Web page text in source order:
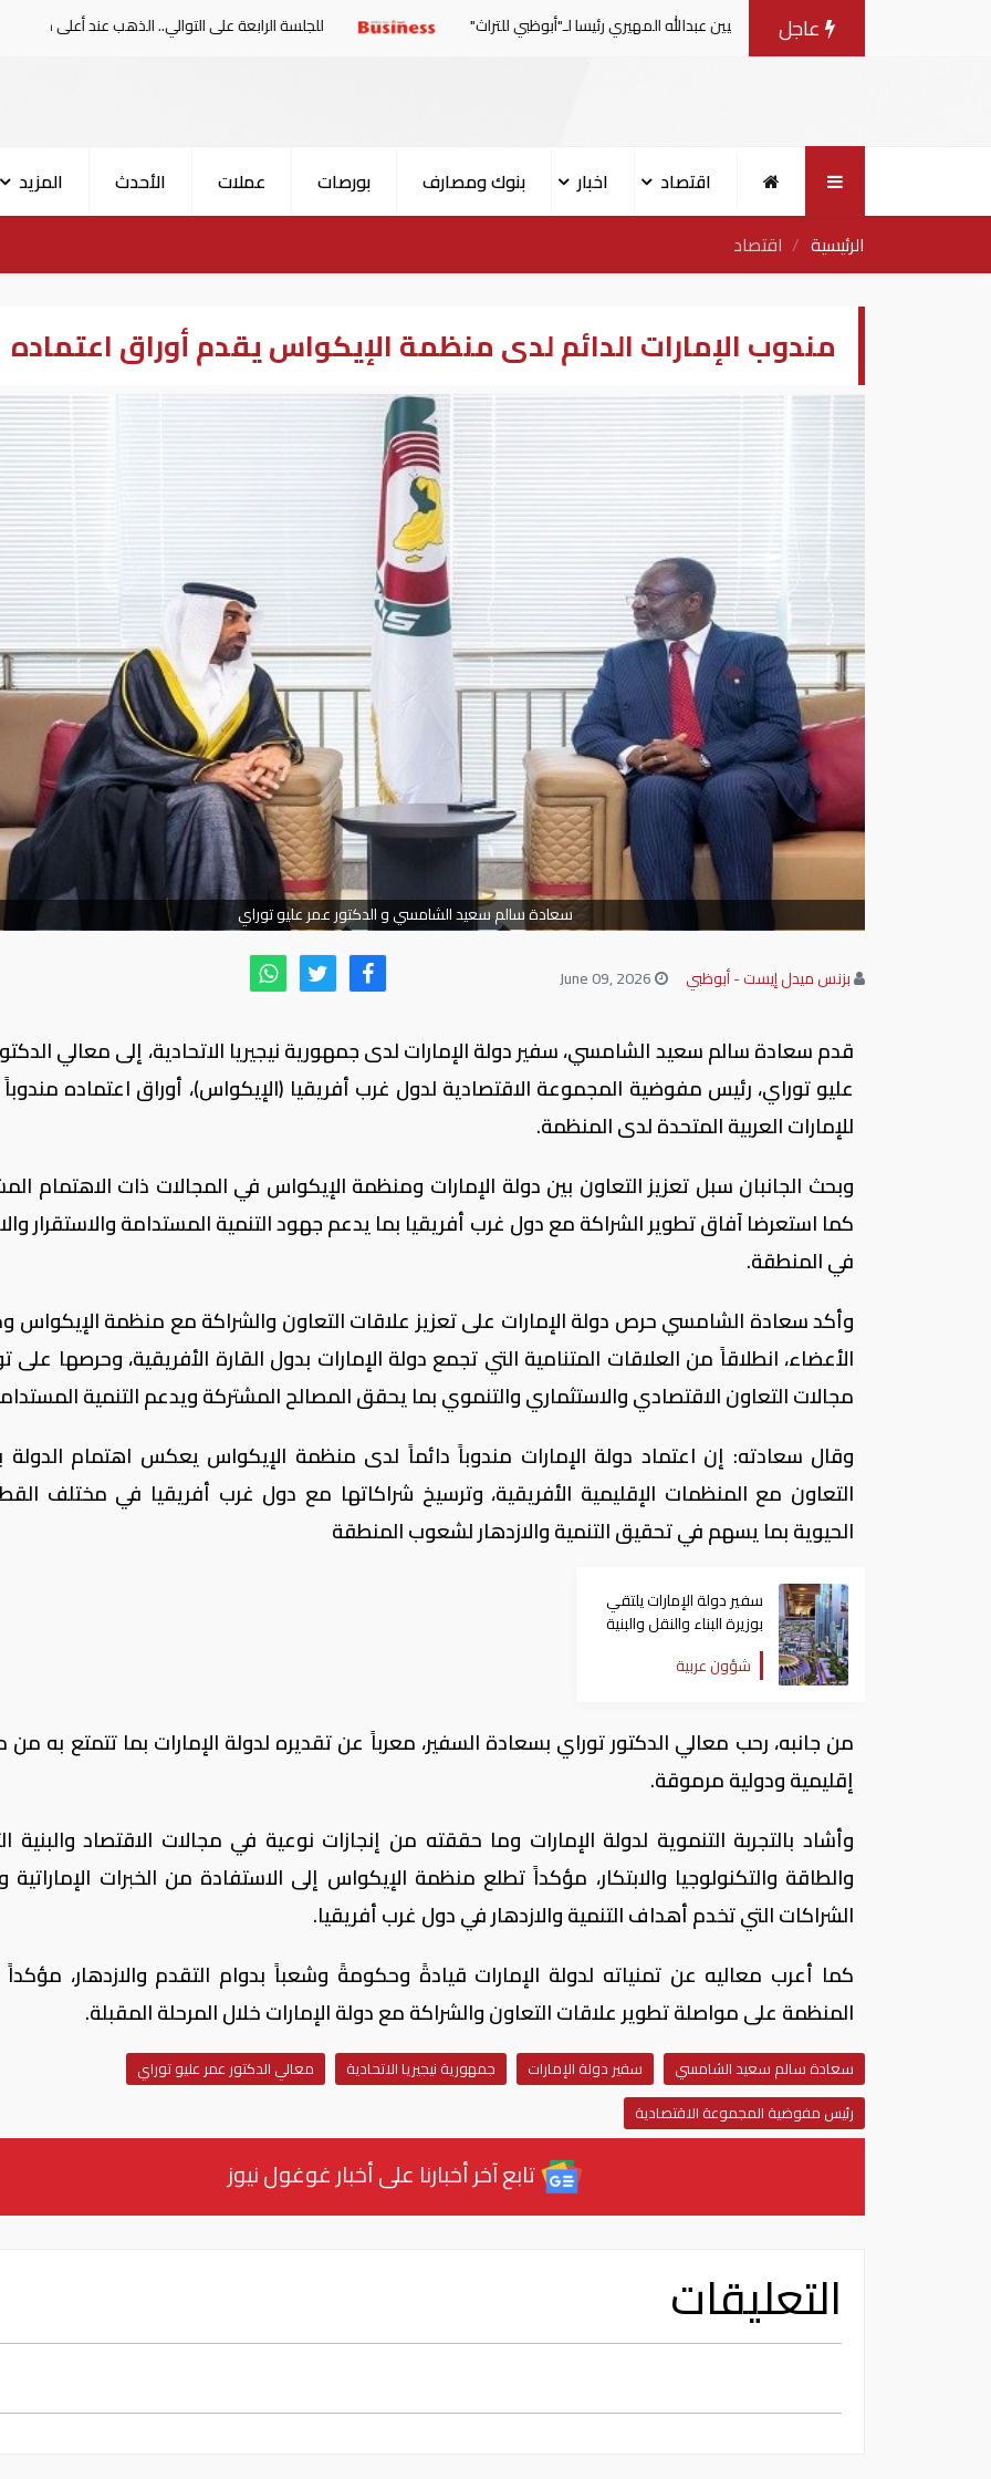
عاجل
عهد أبوظبي يصدر قراراً بتعيين عبدالله المهيري رئيسا لـ"أبوظبي للتراث" للجلسة الرابعة على التوالي.. الذهب عند أعلى مستوياته منذ شهرين
اقتصاد اخبار بنوك ومصارف بورصات عملات الأحدث المزيد
الرئيسية
اقتصاد
مندوب الإمارات الدائم لدى منظمة الإيكواس يقدم أوراق اعتماده
سعادة سالم سعيد الشامسي و الدكتور عمر عليو توراي
بزنس ميدل إيست - أبوظبي
قدم سعادة سالم سعيد الشامسي، سفير دولة الإمارات لدى جمهورية نيجيريا الاتحادية، إلى معالي
عليو توراي، رئيس مفوضية المجموعة الاقتصادية لدول غرب أفريقيا (الإيكواس)، أوراق اعتماده مندوباً
للإمارات العربية المتحدة لدى المنظمة.
وبحث الجانبان سبل تعزيز التعاون بين دولة الإمارات ومنظمة الإيكواس في المجالات ذات الاهتمام
كما استعرضا آفاق تطوير الشراكة مع دول غرب أفريقيا بما يدعم جهود التنمية المستدامة والاستقرار
في المنطقة.
وأكد سعادة الشامسي حرص دولة الإمارات على تعزيز علاقات التعاون والشراكة مع منظمة الإيكواس
الأعضاء، انطلاقاً من العلاقات المتنامية التي تجمع دولة الإمارات بدول القارة الأفريقية، وحرصها على
مجالات التعاون الاقتصادي والاستثماري والتنموي بما يحقق المصالح المشتركة ويدعم التنمية
وقال سعادته: إن اعتماد دولة الإمارات مندوباً دائماً لدى منظمة الإيكواس يعكس اهتمام الدولة
التعاون مع المنظمات الإقليمية الأفريقية، وترسيخ شراكاتها مع دول غرب أفريقيا في مختلف
الحيوية بما يسهم في تحقيق التنمية والازدهار لشعوب المنطقة
سفير دولة الإمارات يلتقي
بوزيرة البناء والنقل والبنية
التحتية في صربيا
شؤون عربية
من جانبه، رحب معالي الدكتور توراي بسعادة السفير، معرباً عن تقديره لدولة الإمارات بما تتمتع به من
إقليمية ودولية مرموقة.
وأشاد بالتجربة التنموية لدولة الإمارات وما حققته من إنجازات نوعية في مجالات الاقتصاد والبنية
والطاقة والتكنولوجيا والابتكار، مؤكداً تطلع منظمة الإيكواس إلى الاستفادة من الخبرات الإماراتية
الشراكات التي تخدم أهداف التنمية والازدهار في دول غرب أفريقيا.
كما أعرب معاليه عن تمنياته لدولة الإمارات قيادةً وحكومةً وشعباً بدوام التقدم والازدهار،
المنظمة على مواصلة تطوير علاقات التعاون والشراكة مع دولة الإمارات خلال المرحلة المقبلة.
سعادة سالم سعيد الشامسي سفير دولة الإمارات جمهورية نيجيريا الاتحادية
معالي الدكتور عمر عليو توراي
رئيس مفوضية المجموعة الاقتصادية
تابع آخر أخبارنا على أخبار غوغول نيوز
التعليقات